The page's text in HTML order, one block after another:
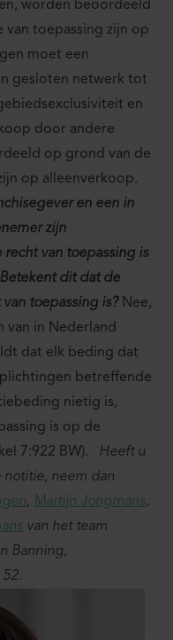
worden beoordeeld
toepassing zijn op
moet een
gesloten netwerk tot
en
door andere
op grond van de
op alleenverkoop.
en een in
zijn
van toepassing is
dit dat de
toepassing is? Nee,
van in Nederland
dat elk beding dat
betreffende
nietig is,
is op de
7:922 BW).
Heeft u
notitie, neem dan
, Martijn Jongmans,
van het team
Banning,